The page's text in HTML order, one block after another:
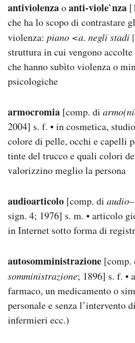
antiviolenzaoanti-viole`nza
che ha lo scopo di contrastare
violenza: piano <a. negli stadi |
struttura in cui vengono
che hanno subìto violenza o
psicologiche
armocromia [comp. di
2004] s. f. • in cosmetica,
colore di pelle, occhi e capelli
tinte del trucco e quali colori
valorizzino meglio la persona
audioarticolo [comp. di audio
sign. 4; 1976] s. m. • articolo
in Internet sotto forma di
autosomministrazione [comp.
somministrazione; 1896] s. f. •
farmaco, un medicamento o
personale e senza l’intervento
infermieri ecc.)